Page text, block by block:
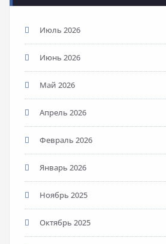
Июль 2026
Июнь 2026
Май 2026
Апрель 2026
Февраль 2026
Январь 2026
Ноябрь 2025
Октябрь 2025